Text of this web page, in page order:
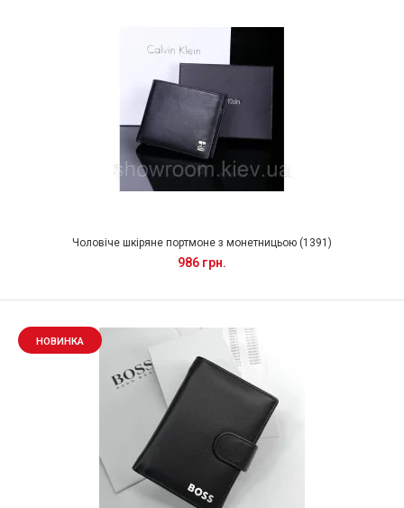
Чоловіче шкіряне портмоне з монетницьою (1391)
986 грн.
НОВИНКА